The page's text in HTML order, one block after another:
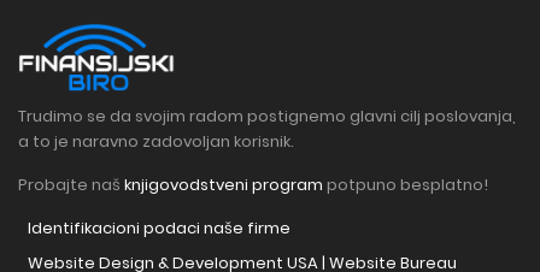
Trudimo se da svojim radom postignemo glavni cilj poslovanja,
a to je naravno zadovoljan korisnik.
Probajte naš knjigovodstveni program potpuno besplatno!
Identifikacioni podaci naše firme
Website Design & Development USA | Website Bureau